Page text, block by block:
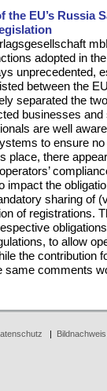
the EU’s Russia
adopted in
unprecedented,
between the
separated the
businesses
are well
to ensure
place, there
impact the
sharing of
of registrations.
to allow
the contribution
same comments
Bildnachweis